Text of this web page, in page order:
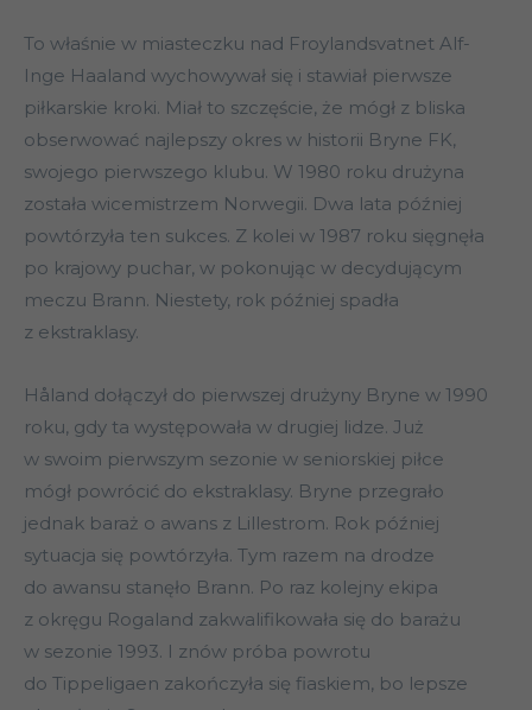
To właśnie w miasteczku nad Froylandsvatnet Alf-
Inge Haaland wychowywał się i stawiał pierwsze
piłkarskie kroki. Miał to szczęście, że mógł z bliska
obserwować najlepszy okres w historii Bryne FK,
swojego pierwszego klubu. W 1980 roku drużyna
została wicemistrzem Norwegii. Dwa lata później
powtórzyła ten sukces. Z kolei w 1987 roku sięgnęła
po krajowy puchar, w pokonując w decydującym
meczu Brann. Niestety, rok później spadła
z ekstraklasy.
Håland dołączył do pierwszej drużyny Bryne w 1990
roku, gdy ta występowała w drugiej lidze. Już
w swoim pierwszym sezonie w seniorskiej piłce
mógł powrócić do ekstraklasy. Bryne przegrało
jednak baraż o awans z Lillestrom. Rok później
sytuacja się powtórzyła. Tym razem na drodze
do awansu stanęło Brann. Po raz kolejny ekipa
z okręgu Rogaland zakwalifikowała się do barażu
w sezonie 1993. I znów próba powrotu
do Tippeligaen zakończyła się fiaskiem, bo lepsze